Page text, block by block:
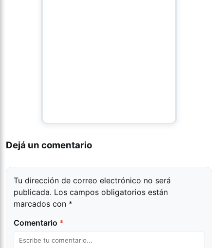
Dejá un comentario
Tu dirección de correo electrónico no será
publicada. Los campos obligatorios están
marcados con *
Comentario *